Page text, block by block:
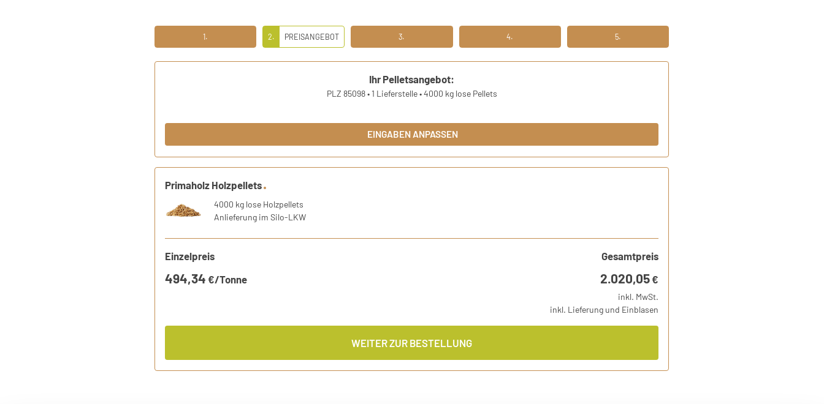
ERSTENS PREISRECHNER
1. ZWEITENS PREISANGEBOT
2. PREISANGEBOT DRITTENS IHRE DATEN
3. VIERTENS DATEN PRÜFEN
4. FÜNFTENS FERTIG
5.
Ihr Pelletsangebot:
PLZ 85098•1 Lieferstelle•4000 kg lose Pellets
EINGABEN ANPASSEN
1 Produkt
Primaholz Holzpellets
Holzpellets entsprechend der DIN-Norm ENplus-A1
4000 kg lose Holzpellets
Anlieferung im Silo-LKW
Einzelpreis
494,34 €/Tonne
Gesamtpreis
2.020,05€
inkl. MwSt.
inkl. Lieferung und Einblasen
WEITER ZUR BESTELLUNG